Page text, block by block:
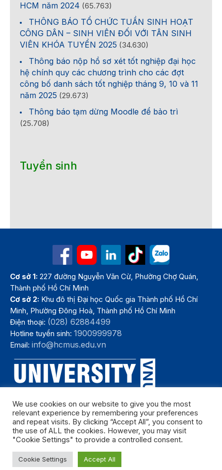
HCM năm 2024 (65.763)
THÔNG BÁO TỔ CHỨC TUẦN SINH HOẠT
CÔNG DÂN – SINH VIÊN ĐỐI VỚI TÂN SINH
VIÊN KHÓA TUYỂN 2025 (34.630)
Thông báo nộp hồ sơ xét tốt nghiệp đại học
hệ chính quy các chương trình cho các đợt
công bố danh sách tốt nghiệp tháng 9, 10 và 11
năm 2025 (29.673)
Thông báo tạm dừng Moodle để bảo trì
(25.708)
Tuyển sinh
Cơ sở 1: 227 đường Nguyễn Văn Cừ, Phường Chợ Quán,
Thành phố Hồ Chí Minh
Cơ sở 2: Khu đô thị Đại học Quốc gia Thành phố Hồ Chí
Minh, Phường Đông Hoà, Thành phố Hồ Chí Minh
Điện thoại: (028) 62884499
Hotline tuyển sinh:1900999978
Email:info@hcmus.edu.vn
Bản quyền thuộc Trường Đại học Khoa học tự nhiên, Đại học Quốc
gia Thành phố Hồ Chí Minh. Năm 2024
We use cookies on our website to give you the most
relevant experience by remembering your preferences
and repeat visits. By clicking “Accept All”, you consent to
the use of ALL the cookies. However, you may visit
"Cookie Settings" to provide a controlled consent.
Cookie Settings Accept All